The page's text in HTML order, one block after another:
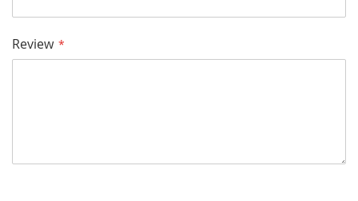
Review